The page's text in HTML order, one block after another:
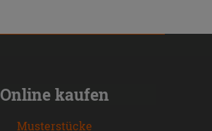
Online kaufen
Musterstücke